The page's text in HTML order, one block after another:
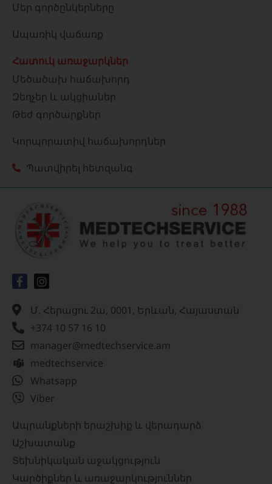
Մեր գործընկերները
Ապառիկ վաճառք
Հատուկ առաջարկներ
Մեծածախ հաճախորդ
Զեղչեր և ակցիաներ
Թեժ գործարքներ
Կորպորատիվ հաճախորդներ
Պատվիրել հետզանգ
Մ. Հերացու 2ա, 0001, Երևան, Հայաստան
+374 10 57 16 10
manager@medtechservice.am
medtechservice
Whatsapp
Viber
Ապրանքների երաշխիք և վերադարձ
Աշխատանք
Տեխնիկական աջակցություն
Կարծիքներ և առաջարկություններ